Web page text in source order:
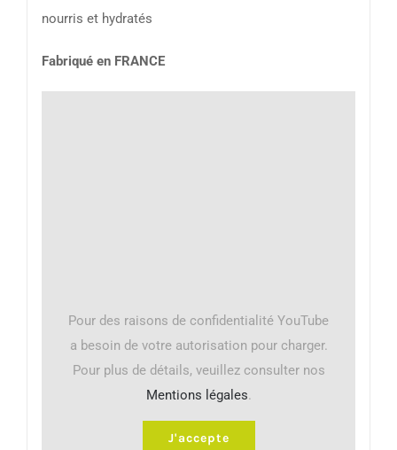
nourris et hydratés
Fabriqué en FRANCE
Pour des raisons de confidentialité YouTube
a besoin de votre autorisation pour charger.
Pour plus de détails, veuillez consulter nos
Mentions légales.
J'accepte